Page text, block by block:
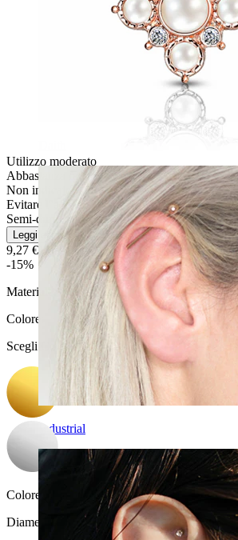
Industrial
Utilizzo moderato
Abbastanza facile
Non indicato per pelli sensibili
Evitare l''acqua
Semi-durevole
Leggi di più
9,27 € 10,90 €
-15%
Materiale:
Acciaio chirurgico / Ottone
Colore
Scegli Colore
Colore della pietra:Bianco perla / Trasparente
Diametro del filo:
1.6 mm